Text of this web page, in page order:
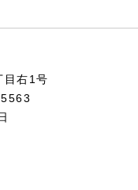
右1号